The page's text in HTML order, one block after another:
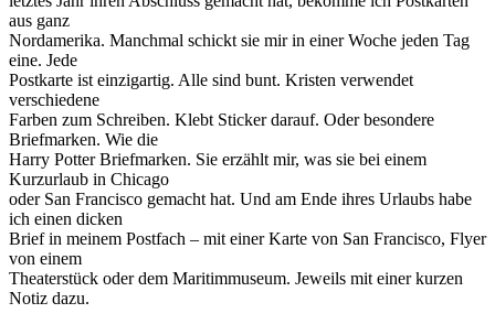
aus ganz
Nordamerika. Manchmal schickt sie mir in einer Woche jeden Tag
eine. Jede
Postkarte ist einzigartig. Alle sind bunt. Kristen verwendet
verschiedene
Farben zum Schreiben. Klebt Sticker darauf. Oder besondere
Briefmarken. Wie die
Harry Potter Briefmarken. Sie erzählt mir, was sie bei einem
Kurzurlaub in Chicago
oder San Francisco gemacht hat. Und am Ende ihres Urlaubs habe
ich einen dicken
Brief in meinem Postfach – mit einer Karte von San Francisco, Flyer
von einem
Theaterstück oder dem Maritimmuseum. Jeweils mit einer kurzen
Notiz dazu.